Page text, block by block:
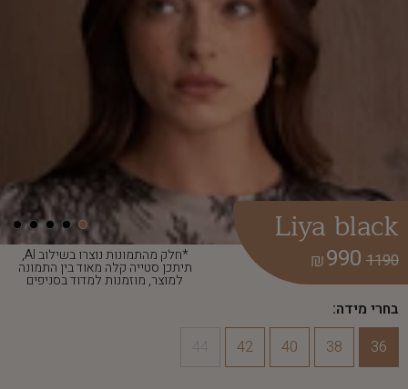
*חלק מהתמונות נוצרו בשילוב AI,
תיתכן סטייה קלה מאוד בין התמונה
למוצר, מוזמנות למדוד בסניפים
Liya black
1190
990
₪
בחרי מידה:
36
38
40
42